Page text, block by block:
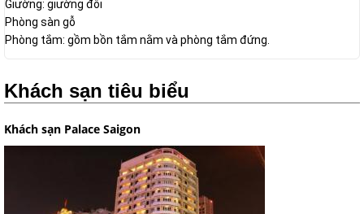
Giường: giường đôi
Phòng sàn gỗ
Phòng tắm: gồm bồn tắm nằm và phòng tắm đứng.
Khách sạn tiêu biểu
Khách sạn Palace Saigon